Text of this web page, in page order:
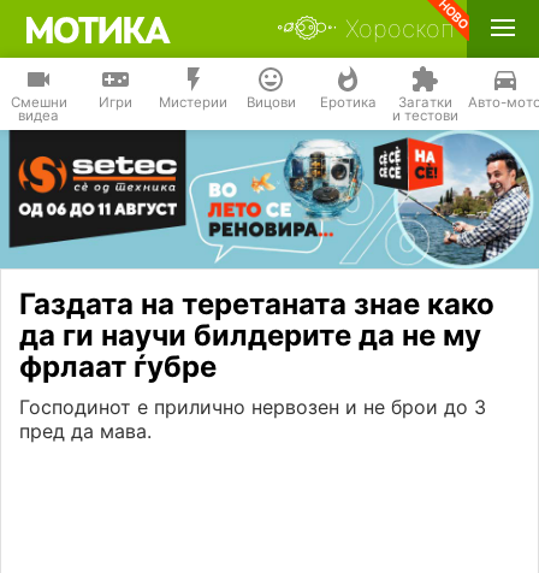
Хороскоп
Смешни
видеа
Игри Мистерии Вицови Еротика Загатки
и тестови
Авто-
Газдата на теретаната знае како
да ги научи билдерите да не му
фрлаат ѓубре
Господинот е прилично нервозен и не брои до 3
пред да мава.